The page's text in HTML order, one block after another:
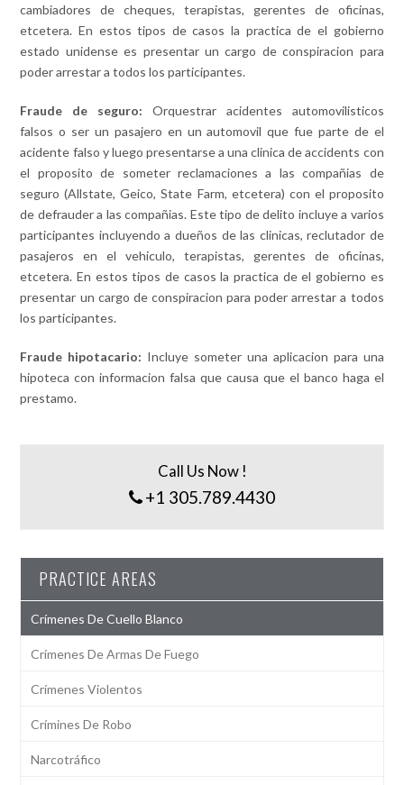
cambiadores de cheques, terapistas, gerentes de oficinas,
etcetera. En estos tipos de casos la practica de el gobierno
estado unidense es presentar un cargo de conspiracion para
poder arrestar a todos los participantes.
Fraude de seguro: Orquestrar acidentes automovilisticos
falsos o ser un pasajero en un automovil que fue parte de el
acidente falso y luego presentarse a una clinica de accidents con
el proposito de someter reclamaciones a las compañias de
seguro (Allstate, Geico, State Farm, etcetera) con el proposito
de defrauder a las compañias. Este tipo de delito incluye a varios
participantes incluyendo a dueños de las clinicas, reclutador de
pasajeros en el vehiculo, terapistas, gerentes de oficinas,
etcetera. En estos tipos de casos la practica de el gobierno es
presentar un cargo de conspiracion para poder arrestar a todos
los participantes.
Fraude hipotacario: Incluye someter una aplicacion para una
hipoteca con informacion falsa que causa que el banco haga el
prestamo.
Call Us Now !
+1 305.789.4430
PRACTICE AREAS
Crímenes De Cuello Blanco
Crímenes De Armas De Fuego
Crímenes Violentos
Crímines De Robo
Narcotráfico